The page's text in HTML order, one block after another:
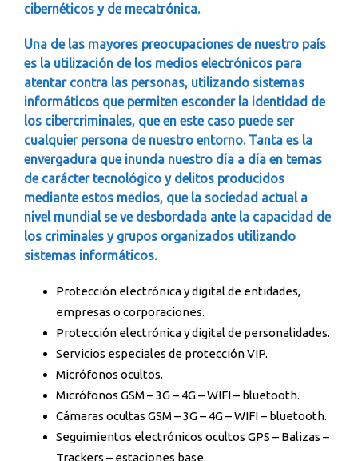
cibernéticos y de mecatrónica.
Una de las mayores preocupaciones de nuestro país
es la utilización de los medios electrónicos para
atentar contra las personas, utilizando sistemas
informáticos que permiten esconder la identidad de
los cibercriminales, que en este caso puede ser
cualquier persona de nuestro entorno. Tanta es la
envergadura que inunda nuestro día a día en temas
de carácter tecnológico y delitos producidos
mediante estos medios, que la sociedad actual a
nivel mundial se ve desbordada ante la capacidad de
los criminales y grupos organizados utilizando
sistemas informáticos.
Protección electrónica y digital de entidades,
empresas o corporaciones.
Protección electrónica y digital de personalidades.
Servicios especiales de protección VIP.
Micrófonos ocultos.
Micrófonos GSM – 3G – 4G – WIFI – bluetooth.
Cámaras ocultas GSM – 3G – 4G – WIFI – bluetooth.
Seguimientos electrónicos ocultos GPS – Balizas –
Trackers – estaciones base.